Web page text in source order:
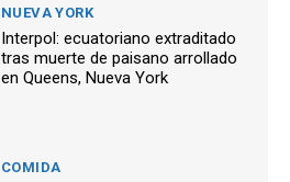
NUEVA YORK
Interpol: ecuatoriano extraditado
tras muerte de paisano arrollado
en Queens, Nueva York
COMIDA